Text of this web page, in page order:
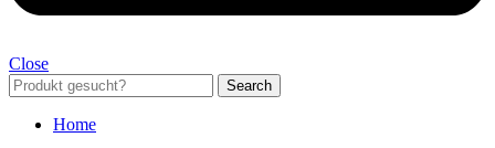
Close
Search
Home